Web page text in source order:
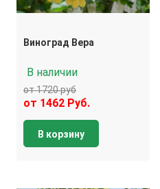
Виноград Вера
В наличии
от 1720 руб
от 1462 Руб.
В корзину